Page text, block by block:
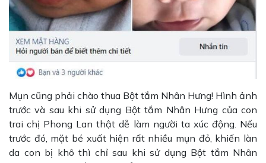
Mụn cũng phải chào thua Bột tắm Nhân Hưng! Hình ảnh
trước và sau khi sử dụng Bột tắm Nhân Hưng của con
trai chị Phong Lan thật dễ làm người ta xúc động. Nếu
trước đó, mặt bé xuất hiện rất nhiều mụn đỏ, khiến làn
da con bị khô thì chỉ sau khi sử dụng Bột tắm Nhân